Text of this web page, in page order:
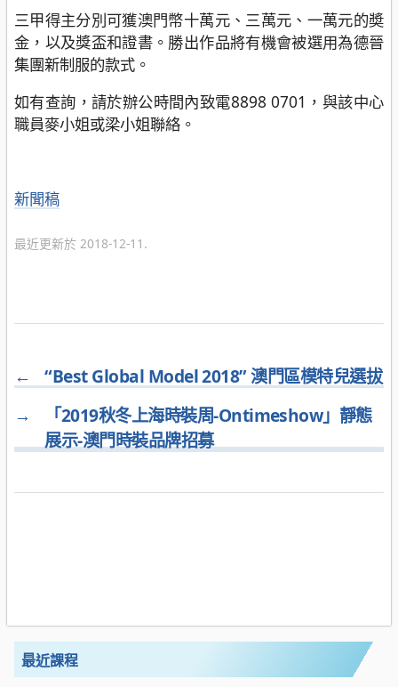
三甲得主分別可獲澳門幣十萬元、三萬元、一萬元的奬
金，以及獎盃和證書。勝出作品將有機會被選用為德晉
集團新制服的款式。
如有查詢，請於辦公時間內致電8898 0701，與該中心
職員麥小姐或梁小姐聯絡。
分
新聞稿
最近更新於 2018-12-11.
←
“Best Global Model 2018” 澳門區模特兒選拔
→
「2019秋冬上海時裝周-Ontimeshow」靜態
展示-澳門時裝品牌招募
最近課程